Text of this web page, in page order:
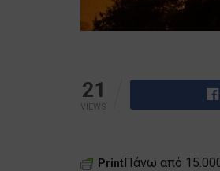
21
VIEWS
PrintΠάνω από